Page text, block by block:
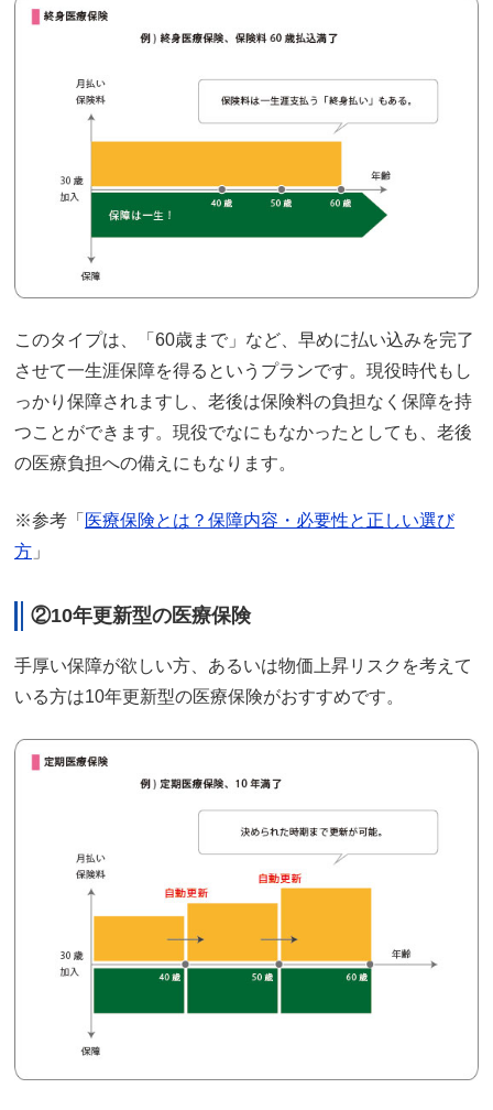
このタイプは、「60歳まで」など、早めに払い込みを完了
させて一生涯保障を得るというプランです。現役時代もし
っかり保障されますし、老後は保険料の負担なく保障を持
つことができます。現役でなにもなかったとしても、老後
の医療負担への備えにもなります。
※参考「 医療保険とは？保障内容・必要性と正しい選び
方 」
②10年更新型の医療保険
手厚い保障が欲しい方、あるいは物価上昇リスクを考えて
いる方は10年更新型の医療保険がおすすめです。